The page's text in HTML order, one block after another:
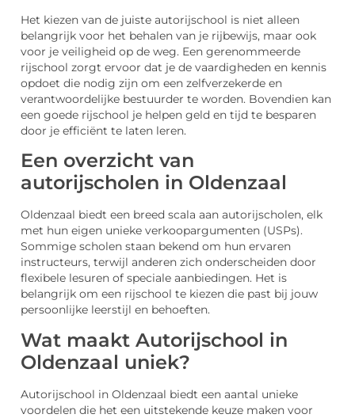
Het kiezen van de juiste autorijschool is niet alleen
belangrijk voor het behalen van je rijbewijs, maar ook
voor je veiligheid op de weg. Een gerenommeerde
rijschool zorgt ervoor dat je de vaardigheden en kennis
opdoet die nodig zijn om een zelfverzekerde en
verantwoordelijke bestuurder te worden. Bovendien kan
een goede rijschool je helpen geld en tijd te besparen
door je efficiënt te laten leren.
Een overzicht van
autorijscholen in Oldenzaal
Oldenzaal biedt een breed scala aan autorijscholen, elk
met hun eigen unieke verkoopargumenten (USPs).
Sommige scholen staan bekend om hun ervaren
instructeurs, terwijl anderen zich onderscheiden door
flexibele lesuren of speciale aanbiedingen. Het is
belangrijk om een rijschool te kiezen die past bij jouw
persoonlijke leerstijl en behoeften.
Wat maakt Autorijschool in
Oldenzaal uniek?
Autorijschool in Oldenzaal biedt een aantal unieke
voordelen die het een uitstekende keuze maken voor